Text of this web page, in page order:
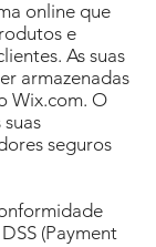
online que
e
As suas
armazenadas
Wix.com. O
seguros
(Payment